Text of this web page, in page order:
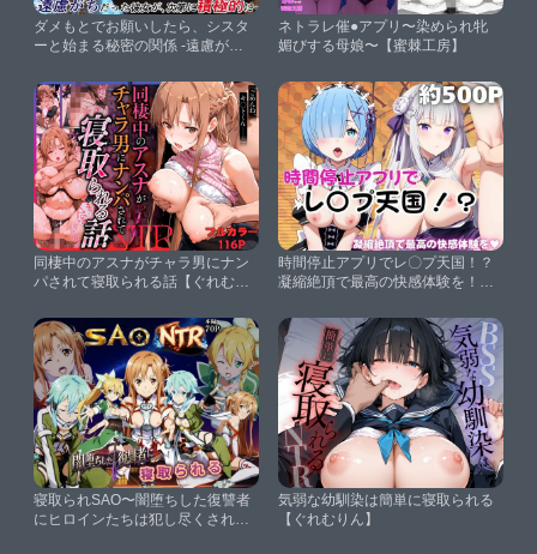
ダメもとでお願いしたら、シスタ
ーと始まる秘密の関係 -遠慮がち
【RMu】
ネトラレ催●アプリ〜染められ牝
媚びする母娘〜【蜜棘工房】
同棲中のアスナがチャラ男にナン
パされて寝取られる話【ぐれむり
時間停止アプリでレ〇プ天国！？
凝縮絶頂で最高の快感体験を！
寝取られSAO〜闇堕ちした復讐者
にヒロインたちは犯し尽くされ
気弱な幼馴染は簡単に寝取られる
【ぐれむりん】